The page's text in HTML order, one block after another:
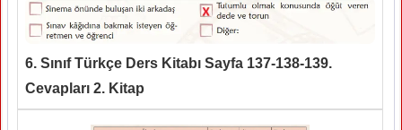
6. Sınıf Türkçe Ders Kitabı Sayfa 137-138-139.
Cevapları 2. Kitap